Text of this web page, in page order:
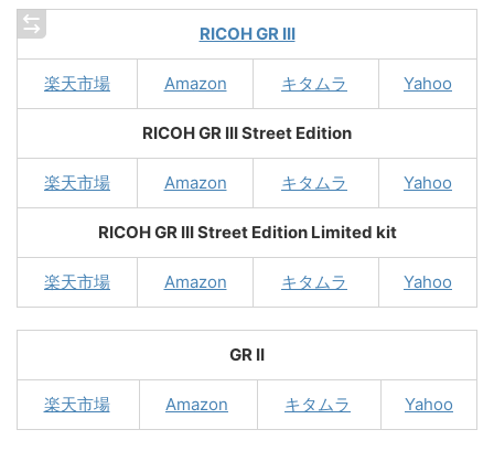
RICOH GR III
楽天市場 Amazon キタムラ Yahoo
RICOH GR III Street Edition
楽天市場 Amazon キタムラ Yahoo
RICOH GR III Street Edition Limited kit
楽天市場 Amazon キタムラ Yahoo
GR II
楽天市場 Amazon キタムラ Yahoo